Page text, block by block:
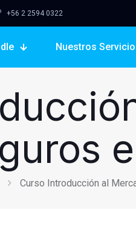
+56 2 2594 0322
Nuestros
Curso Introducción al